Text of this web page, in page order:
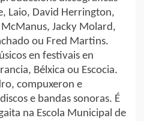
Laio, David Herrington,
Jacky Molard,
ou Fred Martins.
en festivais en
Bélxica ou Escocia.
compuxeron e
e bandas sonoras. É
na Escola Municipal de